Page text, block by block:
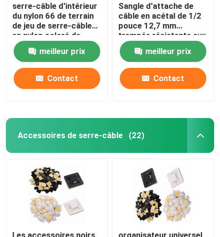
serre-câble d'intérieur
du nylon 66 de terrain
de jeu de serre-câble
en nylon coloré de
10x400mm
meilleur prix
Contact
Sangle d'attache de
câble en acétal de 1/2
pouce 12,7 mm
trempée résistante aux
intempéries
meilleur prix
Contact
Accessoires de serre-câble (22)
Les accessoires noirs
organisateur universel